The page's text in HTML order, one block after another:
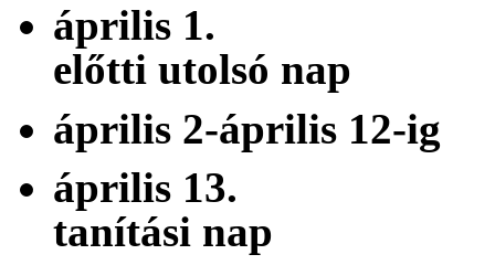
április 1.
előtti utolsó nap
április 2-április
április 13.
tanítási nap